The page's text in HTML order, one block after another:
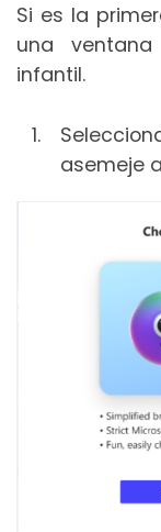
Si es la
una
infantil.
asemeje